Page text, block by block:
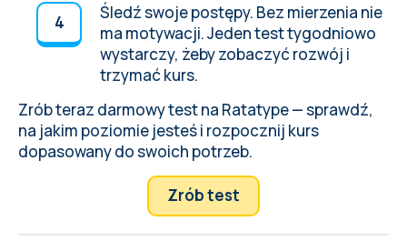
Śledź swoje postępy. Bez mierzenia nie
ma motywacji. Jeden test tygodniowo
wystarczy, żeby zobaczyć rozwój i
trzymać kurs.
Zrób teraz darmowy test na Ratatype — sprawdź,
na jakim poziomie jesteś i rozpocznij kurs
dopasowany do swoich potrzeb.
Zrób test